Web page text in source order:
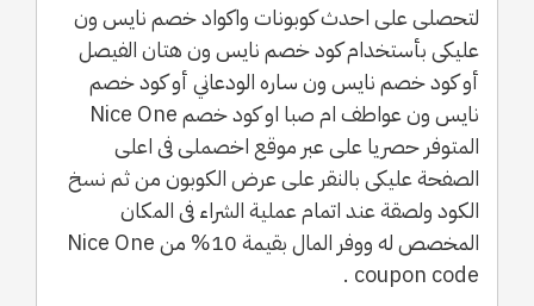
لتحصلى على احدث كوبونات واكواد خصم نايس ون
عليكى بأستخدام كود خصم نايس ون هتان الفيصل
أو كود خصم نايس ون ساره الودعاني أو كود خصم
نايس ون عواطف ام صبا او كود خصم Nice One
المتوفر حصريا على عبر موقع اخصملى فى اعلى
الصفحة عليكى بالنقر على عرض الكوبون من ثم نسخ
الكود ولصقة عند اتمام عملية الشراء فى المكان
المخصص له ووفر المال بقيمة 10% من Nice One
coupon code .